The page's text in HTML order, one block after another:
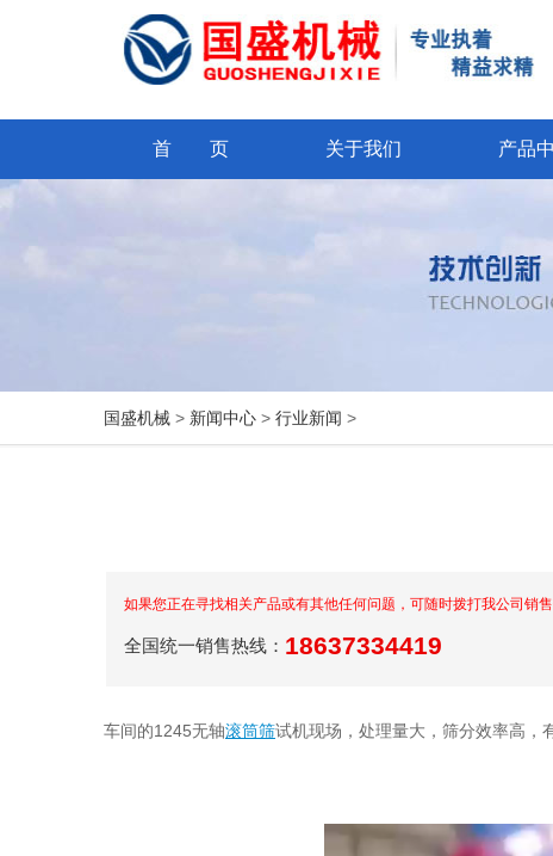
首 页 关于我们 产品
国盛机械 > 新闻中心 > 行业新闻 >
如果您正在寻找相关产品或有其他任何问题，可随时拨打我公司销
全国统一销售热线： 18637334419
车间的1245无轴滚筒筛试机现场，处理量大，筛分效率高，